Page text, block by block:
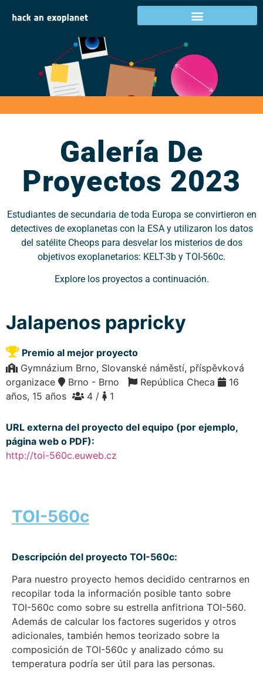
Galería de proyectos
Galería De
Proyectos 2023
Estudiantes de secundaria de toda Europa se convirtieron en
detectives de exoplanetas con la ESA y utilizaron los datos
del satélite Cheops para desvelar los misterios de dos
objetivos exoplanetarios: KELT-3b y TOI-560c.
Explore los proyectos a continuación.
Jalapenos papricky
Premio al mejor proyecto
Gymnázium Brno, Slovanské náměstí, příspěvková
organizace
Brno - Brno República Checa
16
años, 15 años
4 / 1
URL externa del proyecto del equipo (por ejemplo,
página web o PDF):
http://toi-560c.euweb.cz
TOI-560c
Descripción del proyecto TOI-560c:
Para nuestro proyecto hemos decidido centrarnos en
recopilar toda la información posible tanto sobre
TOI-560c como sobre su estrella anfitriona TOI-560.
Además de calcular los factores sugeridos y otros
adicionales, también hemos teorizado sobre la
composición de TOI-560c y analizado cómo su
temperatura podría ser útil para las personas.